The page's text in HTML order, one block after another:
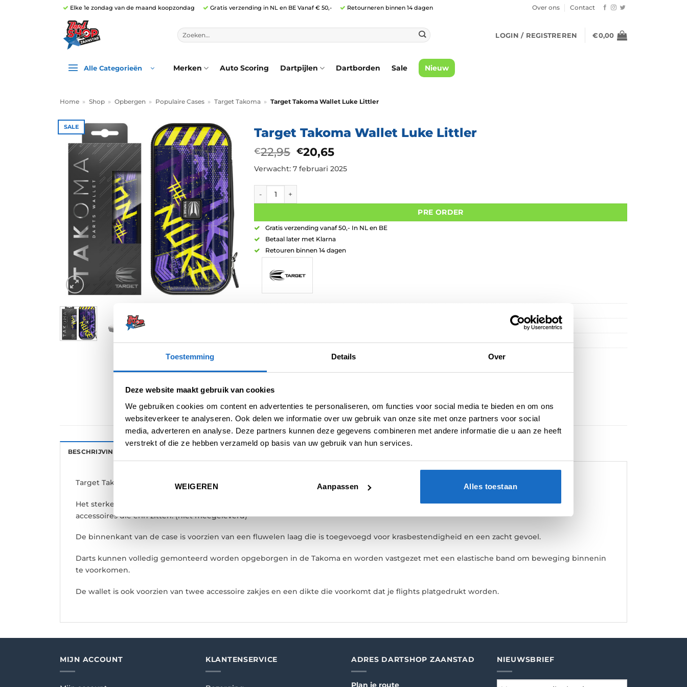
Toestemming Details Over
Deze website maakt gebruik van cookies
We gebruiken cookies om content en advertenties te personaliseren, om functies voor social media te bieden en om ons
websiteverkeer te analyseren. Ook delen we informatie over uw gebruik van onze site met onze partners voor social
media, adverteren en analyse. Deze partners kunnen deze gegevens combineren met andere informatie die u aan ze heeft
verstrekt of die ze hebben verzameld op basis van uw gebruik van hun services.
WEIGEREN Aanpassen Alles toestaan
Elke 1e zondag van de maand koopzondag Gratis verzending in NL en BE Vanaf € 50,- Retourneren binnen 14 dagen Over ons Contact
Zoeken
naar:
LOGIN / REGISTREREN €0,00
Alle Categorieën Merken Auto Scoring Dartpijlen Dartborden Sale Nieuw
Home » Shop » Opbergen » Populaire Cases » Target Takoma » Target Takoma Wallet Luke Littler
SALE Target Takoma Wallet Luke Littler
€22,95 Oorspronkelijke
prijs
was:
€22,95.
€20,65Huidige
is:
Verwacht: 7 februari 2025
PRE ORDER
Gratis verzending vanaf 50,- In NL en BE
Betaal later met Klarna
Retouren binnen 14 dagen
BESCHRIJVING
Target Takoma is een zeer handige dart case en is verkrijgbaar in diverse kleuren en patronen.
Het sterke EVA materiaal van de Takoma wordt gebruikt om stevigheid te behouden en bescherming te bieden aan de dartpijlen en
accessoires die erin zitten. (niet meegeleverd)
De binnenkant van de case is voorzien van een fluwelen laag die is toegevoegd voor krasbestendigheid en een zacht gevoel.
Darts kunnen volledig gemonteerd worden opgeborgen in de Takoma en worden vastgezet met een elastische band om beweging binnenin
te voorkomen.
De wallet is ook voorzien van twee accessoire zakjes en een dikte die voorkomt dat je flights platgedrukt worden.
MIJN ACCOUNT KLANTENSERVICE ADRES DARTSHOP ZAANSTAD
Plan je route
NIEUWSBRIEF